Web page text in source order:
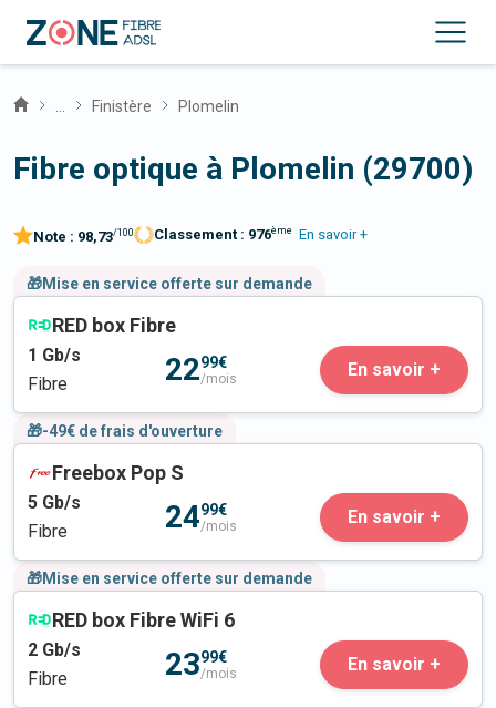
Finistère Plomelin
Fibre optique à Plomelin (29700)
Note : 98,73/100 Classement : 976ème En savoir +
🎁Mise en service offerte sur demande
RED box Fibre
1 Gb/s
Fibre
2299€
/mois En savoir +
🎁-49€ de frais d'ouverture
Freebox Pop S
5 Gb/s
Fibre
2499€
/mois En savoir +
🎁Mise en service offerte sur demande
RED box Fibre WiFi 6
2 Gb/s
Fibre
2399€
/mois En savoir +